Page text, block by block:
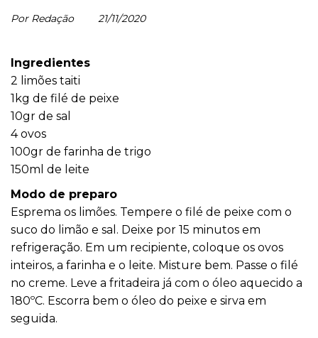
Por Redação 21/11/2020
Ingredientes
2 limões taiti
1kg de filé de peixe
10gr de sal
4 ovos
100gr de farinha de trigo
150ml de leite
Modo de preparo
Esprema os limões. Tempere o filé de peixe com o
suco do limão e sal. Deixe por 15 minutos em
refrigeração. Em um recipiente, coloque os ovos
inteiros, a farinha e o leite. Misture bem. Passe o filé
no creme. Leve a fritadeira já com o óleo aquecido a
180ºC. Escorra bem o óleo do peixe e sirva em
seguida.